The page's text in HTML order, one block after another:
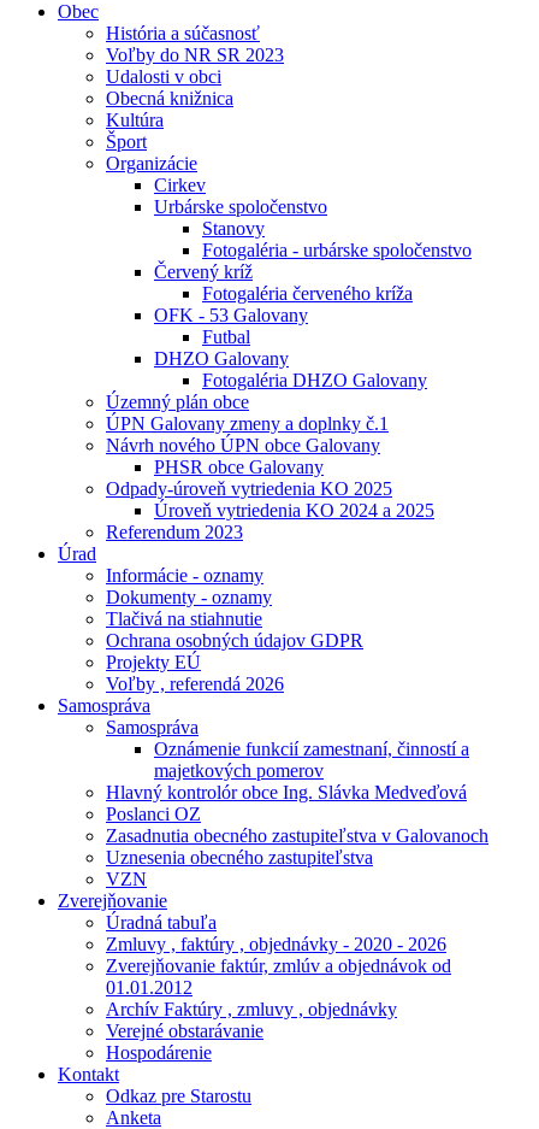
Obec
História a súčasnosť
Voľby do NR SR 2023
Udalosti v obci
Obecná knižnica
Kultúra
Šport
Organizácie
Cirkev
Urbárske spoločenstvo
Stanovy
Fotogaléria - urbárske spoločenstvo
Červený kríž
Fotogaléria červeného kríža
OFK - 53 Galovany
Futbal
DHZO Galovany
Fotogaléria DHZO Galovany
Územný plán obce
ÚPN Galovany zmeny a doplnky č.1
Návrh nového ÚPN obce Galovany
PHSR obce Galovany
Odpady-úroveň vytriedenia KO 2025
Úroveň vytriedenia KO 2024 a 2025
Referendum 2023
Úrad
Informácie - oznamy
Dokumenty - oznamy
Tlačivá na stiahnutie
Ochrana osobných údajov GDPR
Projekty EÚ
Voľby , referendá 2026
Samospráva
Samospráva
Oznámenie funkcií zamestnaní, činností a
majetkových pomerov
Hlavný kontrolór obce Ing. Slávka Medveďová
Poslanci OZ
Zasadnutia obecného zastupiteľstva v Galovanoch
Uznesenia obecného zastupiteľstva
VZN
Zverejňovanie
Úradná tabuľa
Zmluvy , faktúry , objednávky - 2020 - 2026
Zverejňovanie faktúr, zmlúv a objednávok od
01.01.2012
Archív Faktúry , zmluvy , objednávky
Verejné obstarávanie
Hospodárenie
Kontakt
Odkaz pre Starostu
Anketa